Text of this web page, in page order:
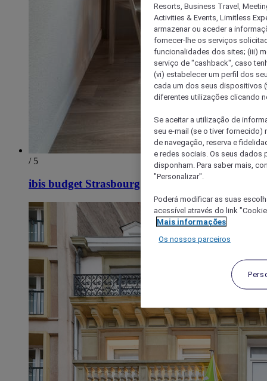
/ 5
ibis budget Strasbourg Centre Gare
Resorts, Business Travel,
Activities & Events, Limitless
armazenar ou aceder a
fornecer-lhe os serviços
funcionalidades dos sites; (iii)
serviço de "cashback", caso
(vi) estabelecer um perfil dos
cada um dos seus dispositivos
diferentes utilizações clicando
Se aceitar a utilização de
seu e-mail (se o tiver
de navegação, reserva e
e redes sociais. Os seus dados
disponham. Para saber mais,
"Personalizar".
Poderá modificar as suas
acessível através do link
Mais informações
Os nossos parceiros